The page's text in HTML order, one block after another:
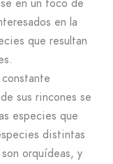
en un foco de
en la
que resultan
sus rincones se
especies que
distintas
orquídeas, y